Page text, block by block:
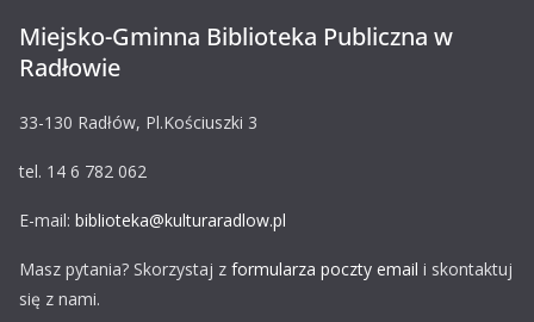
Miejsko-Gminna Biblioteka Publiczna w
Radłowie
33-130 Radłów, Pl.Kościuszki 3
tel. 14 6 782 062
E-mail: biblioteka@kulturaradlow.pl
Masz pytania? Skorzystaj z formularza poczty email i skontaktuj
się z nami.